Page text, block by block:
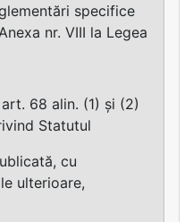
specifice
nr. VIII la Legea
68 alin. (1) și (2)
Statutul
cu
ulterioare,